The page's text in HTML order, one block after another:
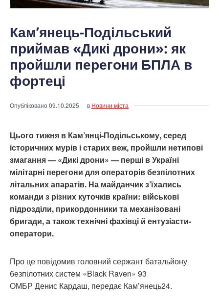
Кам’янець-Подільський
приймав «Дикі дрони»: як
пройшли перегони БПЛА в
фортеці
Опубліковано09.10.2025 в Новини міста
Цього тижня в Кам’янці-Подільському, серед
історичних мурів і старих веж, пройшли нетипові
змагання — «Дикі дрони» — перші в Україні
мілітарні перегони для операторів безпілотних
літальних апаратів. На майданчик з’їхались
команди з різних куточків країни: військові
підрозділи, прикордонники та механізовані
бригади, а також технічні фахівці й ентузіасти-
оператори.
Про це повідомив головний сержант батальйону
безпілотних систем «Black Raven» 93
ОМБР Денис Кардаш, передає Кам’янець24.